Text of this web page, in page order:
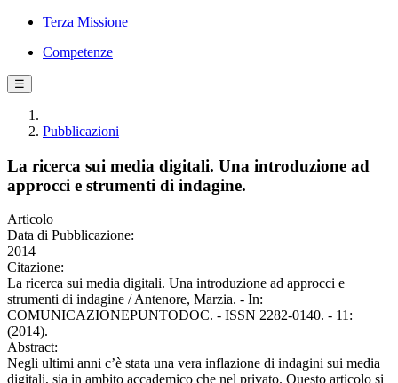
Terza Missione
Competenze
☰
Pubblicazioni
La ricerca sui media digitali. Una introduzione ad
approcci e strumenti di indagine.
Articolo
Data di Pubblicazione:
2014
Citazione:
La ricerca sui media digitali. Una introduzione ad approcci e
strumenti di indagine / Antenore, Marzia. - In:
COMUNICAZIONEPUNTODOC. - ISSN 2282-0140. - 11:
(2014).
Abstract:
Negli ultimi anni c’è stata una vera inflazione di indagini sui media
digitali, sia in ambito accademico che nel privato. Questo articolo si